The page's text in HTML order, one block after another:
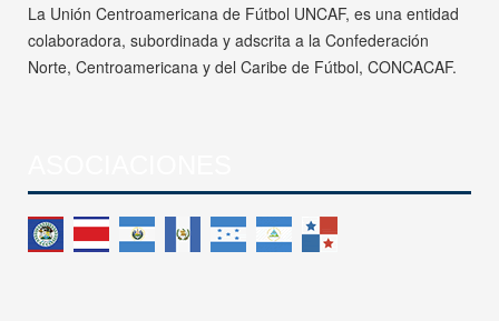
La Unión Centroamericana de Fútbol UNCAF, es una entidad
colaboradora, subordinada y adscrita a la Confederación
Norte, Centroamericana y del Caribe de Fútbol, CONCACAF.